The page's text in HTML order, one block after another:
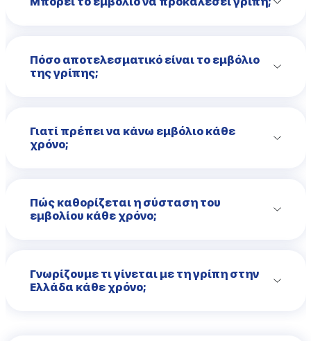
Πόσο αποτελεσματικό είναι το εμβόλιο
της γρίπης;
Γιατί πρέπει να κάνω εμβόλιο κάθε
χρόνο;
Πώς καθορίζεται η σύσταση του
εμβολίου κάθε χρόνο;
Γνωρίζουμε τι γίνεται με τη γρίπη στην
Ελλάδα κάθε χρόνο;